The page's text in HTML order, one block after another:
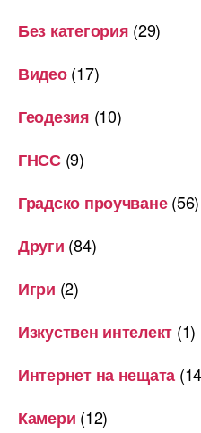
Без категория (29)
Видео(17)
Геодезия (10)
ГНСС(9)
Градско проучване(56)
Други (84)
Игри (2)
Изкуствен интелект (1)
Интернет на нещата
Камери (12)